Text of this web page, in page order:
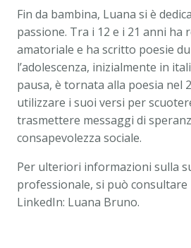
Fin da bambina, Luana si è
passione. Tra i 12 e i 21 anni ha
amatoriale e ha scritto poesie
l’adolescenza, inizialmente in
pausa, è tornata alla poesia nel
utilizzare i suoi versi per
trasmettere messaggi di
consapevolezza sociale.
Per ulteriori informazioni sulla
professionale, si può
LinkedIn: Luana Bruno.